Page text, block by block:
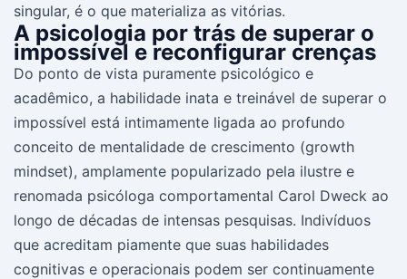
singular, é o que materializa as vitórias.
A psicologia por trás de superar o
impossível e reconfigurar crenças
Do ponto de vista puramente psicológico e
acadêmico, a habilidade inata e treinável de superar o
impossível está intimamente ligada ao profundo
conceito de mentalidade de crescimento (growth
mindset), amplamente popularizado pela ilustre e
renomada psicóloga comportamental Carol Dweck ao
longo de décadas de intensas pesquisas. Indivíduos
que acreditam piamente que suas habilidades
cognitivas e operacionais podem ser continuamente